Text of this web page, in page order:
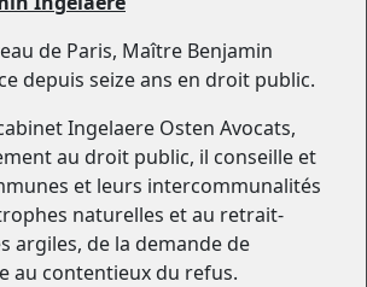
de Paris, Maître Benjamin
depuis seize ans en droit public.
Ingelaere Osten Avocats,
au droit public, il conseille et
et leurs intercommunalités
naturelles et au retrait-
argiles, de la demande de
au contentieux du refus.